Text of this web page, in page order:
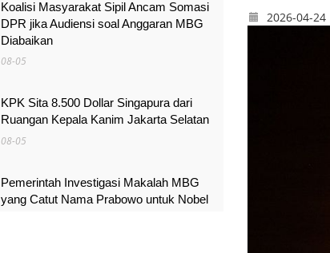
Koalisi Masyarakat Sipil Ancam Somasi
DPR jika Audiensi soal Anggaran MBG
Diabaikan
08-05
KPK Sita 8.500 Dollar Singapura dari
Ruangan Kepala Kanim Jakarta Selatan
08-05
Pemerintah Investigasi Makalah MBG
yang Catut Nama Prabowo untuk Nobel
2026-04-